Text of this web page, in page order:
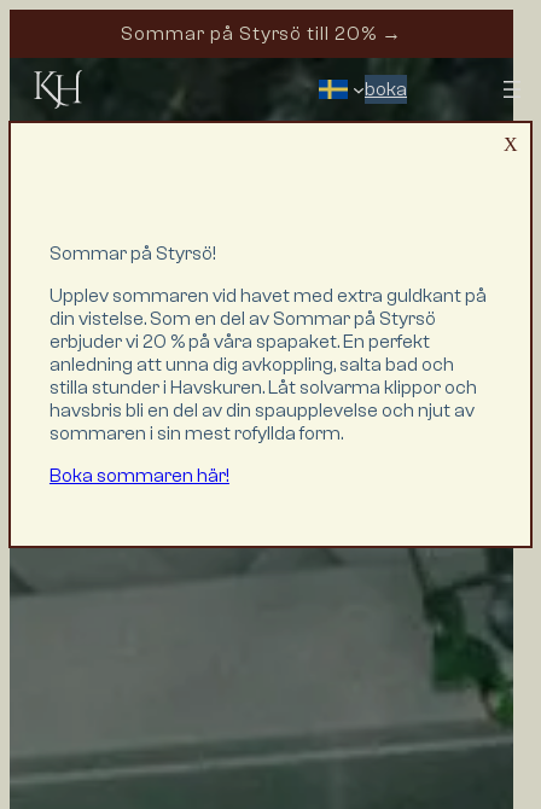
Sommar på Styrsö till 20% →
boka
EVENT & AKTIVITETER
HAVSKUREN SPA
OM OSS
HITTA TILL OSS
ÄG EN SVIT
PRESENTKORT
KONTAKTA OSS
Sommar på Styrsö!
Upplev sommaren vid havet med extra guldkant på
din vistelse. Som en del av Sommar på Styrsö
erbjuder vi 20 % på våra spapaket. En perfekt
anledning att unna dig avkoppling, salta bad och
stilla stunder i Havskuren. Låt solvarma klippor och
havsbris bli en del av din spaupplevelse och njut av
sommaren i sin mest rofyllda form.
Boka sommaren här!
X